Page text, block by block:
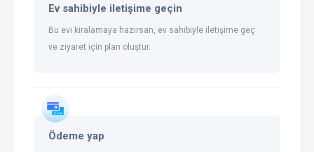
Ev sahibiyle iletişime geçin
Bu evi kiralamaya hazırsan, ev sahibiyle iletişime geç
ve ziyaret için plan oluştur.
Ödeme yap